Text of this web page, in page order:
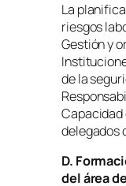
La
riesgos
Gestión y
de la
Capacidad
delegados
D.
del área